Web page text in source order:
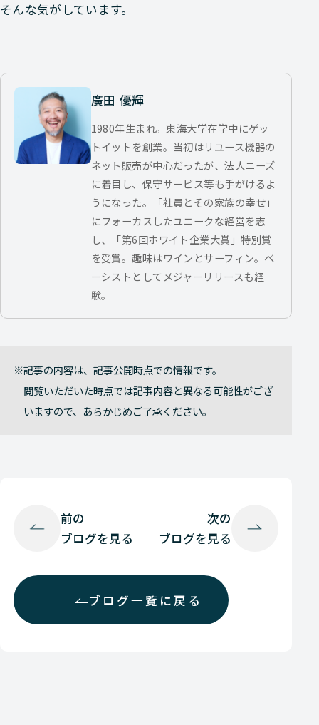
そんな気がしています。
廣田 優輝
1980年生まれ。東海大学在学中にゲッ
トイットを創業。当初はリユース機器の
ネット販売が中心だったが、法人ニーズ
に着目し、保守サービス等も手がけるよ
うになった。「社員とその家族の幸せ」
にフォーカスしたユニークな経営を志
し、「第6回ホワイト企業大賞」特別賞
を受賞。趣味はワインとサーフィン。ベ
ーシストとしてメジャーリリースも経
験。
記事の内容は、記事公開時点での情報です。
閲覧いただいた時点では記事内容と異なる可能性がござ
いますので、あらかじめご了承ください。
前の
ブログを見る
ブログ一覧に戻る
次の
ブログを見る